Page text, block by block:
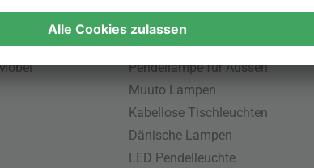
Beliebte Leuchten
Pendellampe für Aussen
Muuto Lampen
Kabellose Tischleuchten
Dänische Lampen
LED Pendelleuchte